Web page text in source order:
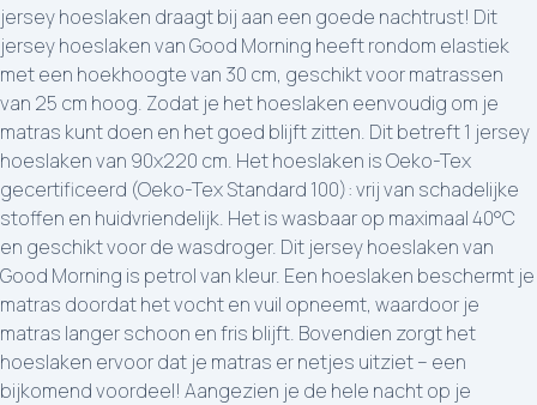
jersey hoeslaken draagt bij aan een goede nachtrust! Dit
jersey hoeslaken van Good Morning heeft rondom elastiek
met een hoekhoogte van 30 cm, geschikt voor matrassen
van 25 cm hoog. Zodat je het hoeslaken eenvoudig om je
matras kunt doen en het goed blijft zitten. Dit betreft 1 jersey
hoeslaken van 90x220 cm. Het hoeslaken is Oeko-Tex
gecertificeerd (Oeko-Tex Standard 100): vrij van schadelijke
stoffen en huidvriendelijk. Het is wasbaar op maximaal 40°C
en geschikt voor de wasdroger. Dit jersey hoeslaken van
Good Morning is petrol van kleur. Een hoeslaken beschermt je
matras doordat het vocht en vuil opneemt, waardoor je
matras langer schoon en fris blijft. Bovendien zorgt het
hoeslaken ervoor dat je matras er netjes uitziet – een
bijkomend voordeel! Aangezien je de hele nacht op je